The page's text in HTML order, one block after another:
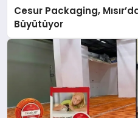
Cesur Packaging,
Büyütüyor